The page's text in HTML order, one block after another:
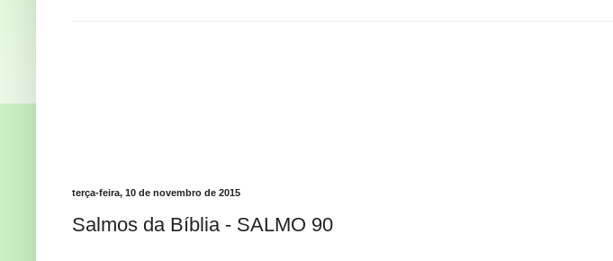
terça-feira, 10 de novembro de 2015
Salmos da Bíblia - SALMO 90